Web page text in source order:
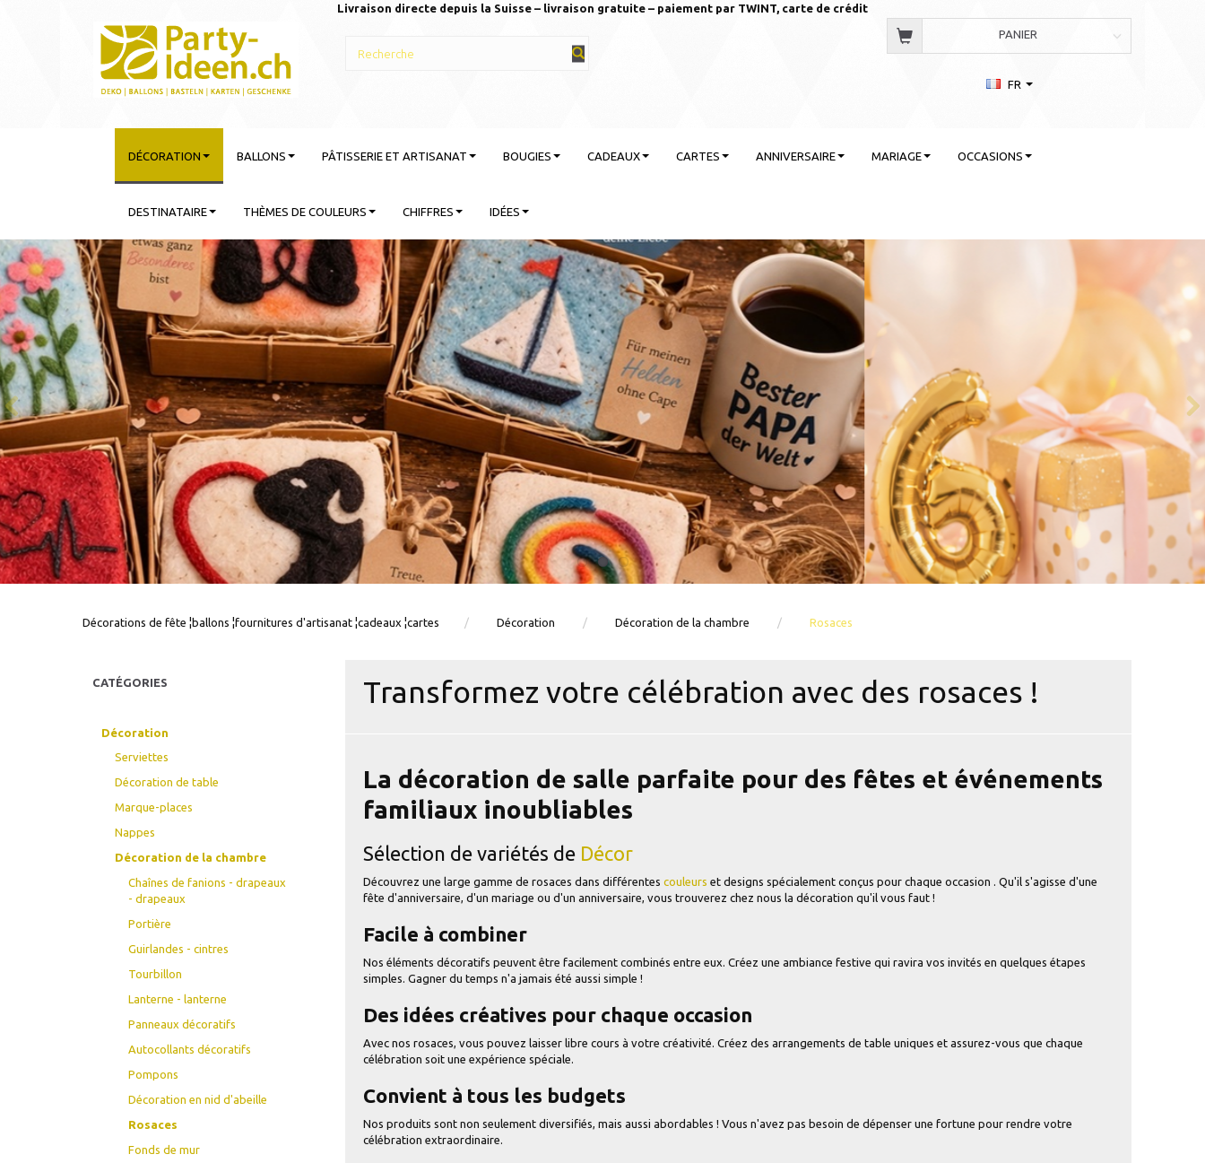
Livraison directe depuis la Suisse – livraison gratuite – paiement par TWINT, carte de crédit
PANIER
FR
DÉCORATION BALLONS PÂTISSERIE ET ARTISANAT BOUGIES CADEAUX CARTES ANNIVERSAIRE MARIAGE OCCASIONS
DESTINATAIRE THÈMES DE COULEURS CHIFFRES IDÉES
Décorations de fête ¦ballons ¦fournitures d'artisanat ¦cadeaux ¦cartes Décoration Décoration de la chambre Rosaces
CATÉGORIES
Décoration
Serviettes
Décoration de table
Marque-places
Nappes
Décoration de la chambre
Chaînes de fanions - drapeaux
- drapeaux
Portière
Guirlandes - cintres
Tourbillon
Lanterne - lanterne
Panneaux décoratifs
Autocollants décoratifs
Pompons
Décoration en nid d'abeille
Rosaces
Fonds de mur
Transformez votre célébration avec des rosaces !
La décoration de salle parfaite pour des fêtes et événements
familiaux inoubliables
Sélection de variétés de Décor
Découvrez une large gamme de rosaces dans différentes couleurs et designs spécialement conçus pour chaque occasion . Qu'il s'agisse d'une
fête d'anniversaire, d'un mariage ou d'un anniversaire, vous trouverez chez nous la décoration qu'il vous faut !
Facile à combiner
Nos éléments décoratifs peuvent être facilement combinés entre eux. Créez une ambiance festive qui ravira vos invités en quelques étapes
simples. Gagner du temps n'a jamais été aussi simple !
Des idées créatives pour chaque occasion
Avec nos rosaces, vous pouvez laisser libre cours à votre créativité. Créez des arrangements de table uniques et assurez-vous que chaque
célébration soit une expérience spéciale.
Convient à tous les budgets
Nos produits sont non seulement diversifiés, mais aussi abordables ! Vous n'avez pas besoin de dépenser une fortune pour rendre votre
célébration extraordinaire.